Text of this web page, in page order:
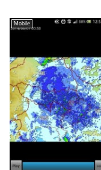
Mobile